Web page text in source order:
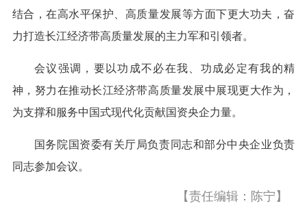
结合，在高水平保护、高质量发展等方面下更大功夫，奋
力打造长江经济带高质量发展的主力军和引领者。
会议强调，要以功成不必在我、功成必定有我的精
神，努力在推动长江经济带高质量发展中展现更大作为，
为支撑和服务中国式现代化贡献国资央企力量。
国务院国资委有关厅局负责同志和部分中央企业负责
同志参加会议。
【责任编辑：陈宁】